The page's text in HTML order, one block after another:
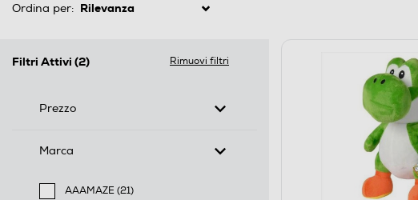
Ordina per:
Filtri Attivi (2) Rimuovi filtri
Prezzo
Marca
AAAMAZE (21)